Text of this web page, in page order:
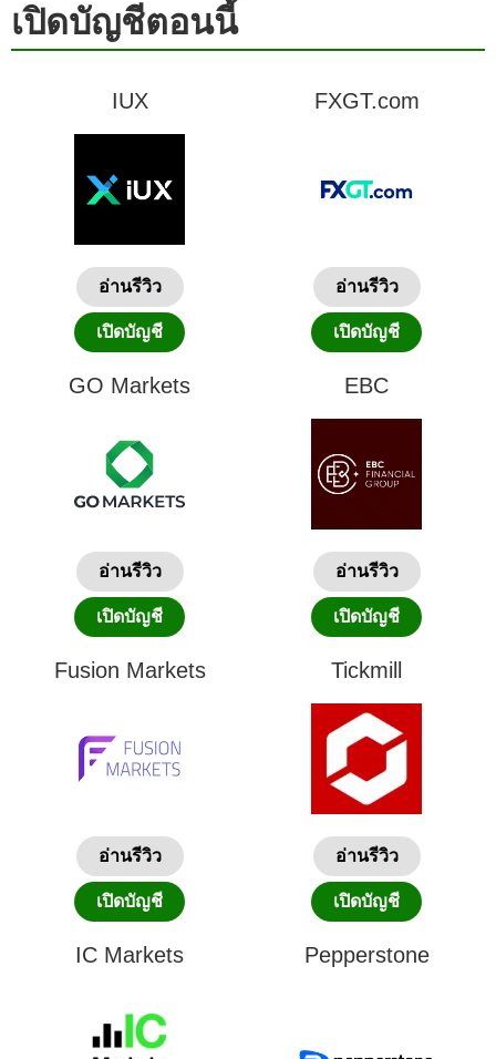
เปิดบัญชีตอนนี้
IUX
อ่านรีวิว
เปิดบัญชี
FXGT.com
อ่านรีวิว
เปิดบัญชี
GO Markets
อ่านรีวิว
เปิดบัญชี
EBC
อ่านรีวิว
เปิดบัญชี
Fusion Markets
อ่านรีวิว
เปิดบัญชี
Tickmill
อ่านรีวิว
เปิดบัญชี
IC Markets Pepperstone